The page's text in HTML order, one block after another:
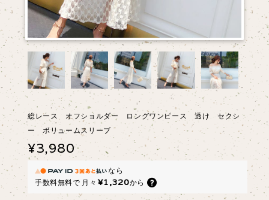
総レース オフショルダー ロングワンピース 透け セクシ
ー ボリュームスリーブ
¥3,980
なら
手数料無料で 月々 ¥1,320から